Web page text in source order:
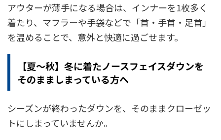
アウターが薄手になる場合は、インナーを1枚多く
着たり、マフラーや手袋などで「首・手首・足首」
を温めることで、意外と快適に過ごせます。
【夏～秋】冬に着たノースフェイスダウンを
そのまましまっている方へ
シーズンが終わったダウンを、そのままクローゼッ
トにしまっていませんか。